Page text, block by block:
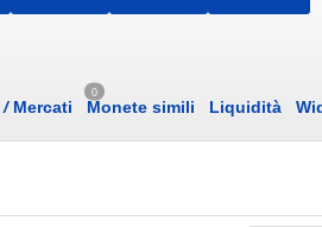
/Mercati
0
Monete simili Liquidità